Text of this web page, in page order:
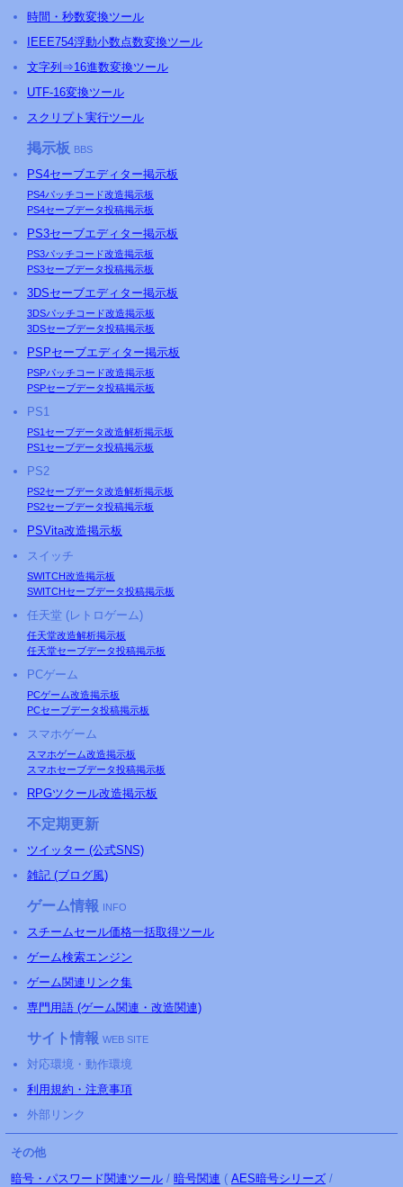
時間・秒数変換ツール
IEEE754浮動小数点数変換ツール
文字列⇒16進数変換ツール
UTF-16変換ツール
スクリプト実行ツール
掲示板 BBS
PS4セーブエディター掲示板
PS4パッチコード改造掲示板
PS4セーブデータ投稿掲示板
PS3セーブエディター掲示板
PS3パッチコード改造掲示板
PS3セーブデータ投稿掲示板
3DSセーブエディター掲示板
3DSパッチコード改造掲示板
3DSセーブデータ投稿掲示板
PSPセーブエディター掲示板
PSPパッチコード改造掲示板
PSPセーブデータ投稿掲示板
PS1
PS1セーブデータ改造解析掲示板
PS1セーブデータ投稿掲示板
PS2
PS2セーブデータ改造解析掲示板
PS2セーブデータ投稿掲示板
PSVita改造掲示板
スイッチ
SWITCH改造掲示板
SWITCHセーブデータ投稿掲示板
任天堂 (レトロゲーム)
任天堂改造解析掲示板
任天堂セーブデータ投稿掲示板
PCゲーム
PCゲーム改造掲示板
PCセーブデータ投稿掲示板
スマホゲーム
スマホゲーム改造掲示板
スマホセーブデータ投稿掲示板
RPGツクール改造掲示板
不定期更新
ツイッター (公式SNS)
雑記 (ブログ風)
ゲーム情報 INFO
スチームセール価格一括取得ツール
ゲーム検索エンジン
ゲーム関連リンク集
専門用語 (ゲーム関連・改造関連)
サイト情報 WEB SITE
対応環境・動作環境
利用規約・注意事項
外部リンク
その他
暗号・パスワード関連ツール / 暗号関連 ( AES暗号シリーズ /